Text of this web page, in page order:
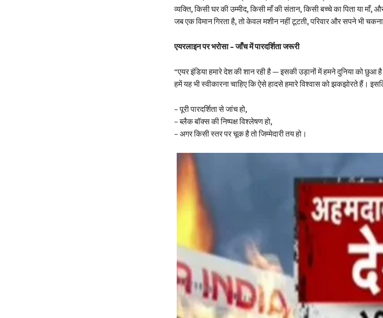
व्यक्ति, किसी घर की उम्मीद, किसी माँ की संतान, किसी बच्चे का पिता या माँ,
जब एक विमान गिरता है, तो केवल मशीन नहीं टूटती, परिवार और सपने भी
एयरलाइन पर भरोसा – जाँच में पारदर्शिता जरूरी
“एयर इंडिया हमारे देश की शान रही है — इसकी उड़ानों में हमने दुनिया को छुआ
हमें यह भी स्वीकारना चाहिए कि ऐसे हादसे हमारे विश्वास को झकझोरते हैं।
– पूरी पारदर्शिता से जांच हो,
– ब्लैक बॉक्स की निष्पक्ष विश्लेषण हो,
– अगर किसी स्तर पर चूक है तो जिम्मेदारी तय हो।